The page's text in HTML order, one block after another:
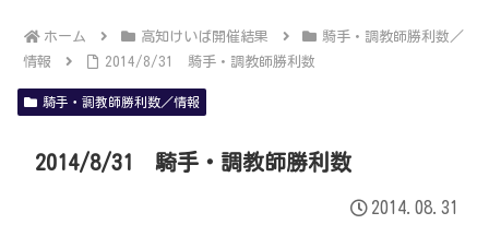
ホーム 高知けいば開催結果
騎手・調教師勝利数／
情報
2014/8/31 騎手・調教師勝利数
騎手・調教師勝利数／情報
2014/8/31 騎手・調教師勝利数
2014.08.31